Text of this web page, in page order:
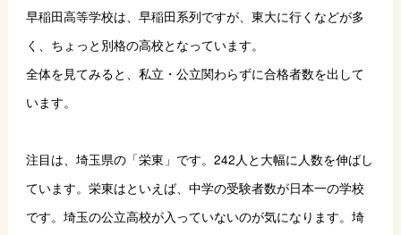
早稲田高等学校は、早稲田系列ですが、東大に行くなどが多
く、ちょっと別格の高校となっています。
全体を見てみると、私立・公立関わらずに合格者数を出して
います。
注目は、埼玉県の「栄東」です。242人と大幅に人数を伸ばし
ています。栄東はといえば、中学の受験者数が日本一の学校
です。埼玉の公立高校が入っていないのが気になります。埼